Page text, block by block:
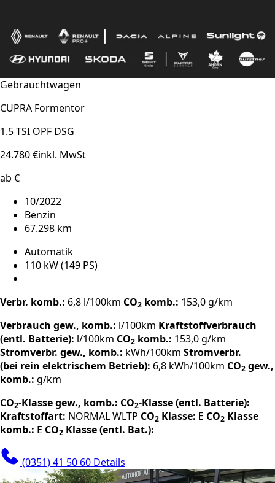
Gebrauchtwagen
CUPRA Formentor
1.5 TSI OPF DSG
24.780 €inkl. MwSt
ab €
10/2022
Benzin
67.298 km
Automatik
110 kW (149 PS)
Verbr. komb.: 6,8 l/100km CO2 komb.: 153,0 g/km
Verbrauch gew., komb.: l/100km Kraftstoffverbrauch
(entl. Batterie): l/100km CO2 komb.: 153,0 g/km
Stromverbr. gew., komb.: kWh/100km Stromverbr.
(bei rein elektrischem Betrieb): 6,8 kWh/100km CO2 gew.,
komb.: g/km
CO2-Klasse gew., komb.: CO2-Klasse (entl. Batterie):
Kraftstoffart: NORMALWLTP CO2 Klasse: E CO2 Klasse
komb.: E CO2 Klasse (entl. Bat.):
(0351) 41 50 60 Details